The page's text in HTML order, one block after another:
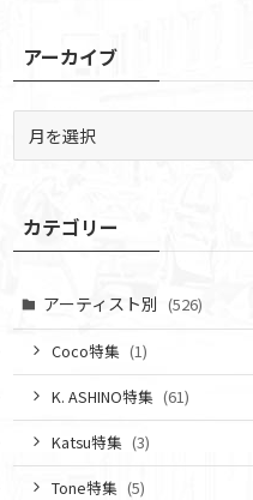
アーカイブ
ブカテゴリー
アーティスト別 (526)
Coco特集 (1)
K. ASHINO特集 (61)
Katsu特集 (3)
Tone特集 (5)